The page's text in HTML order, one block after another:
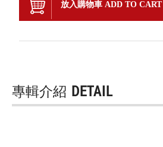
放入購物車 ADD TO CART
專輯介紹 DETAIL